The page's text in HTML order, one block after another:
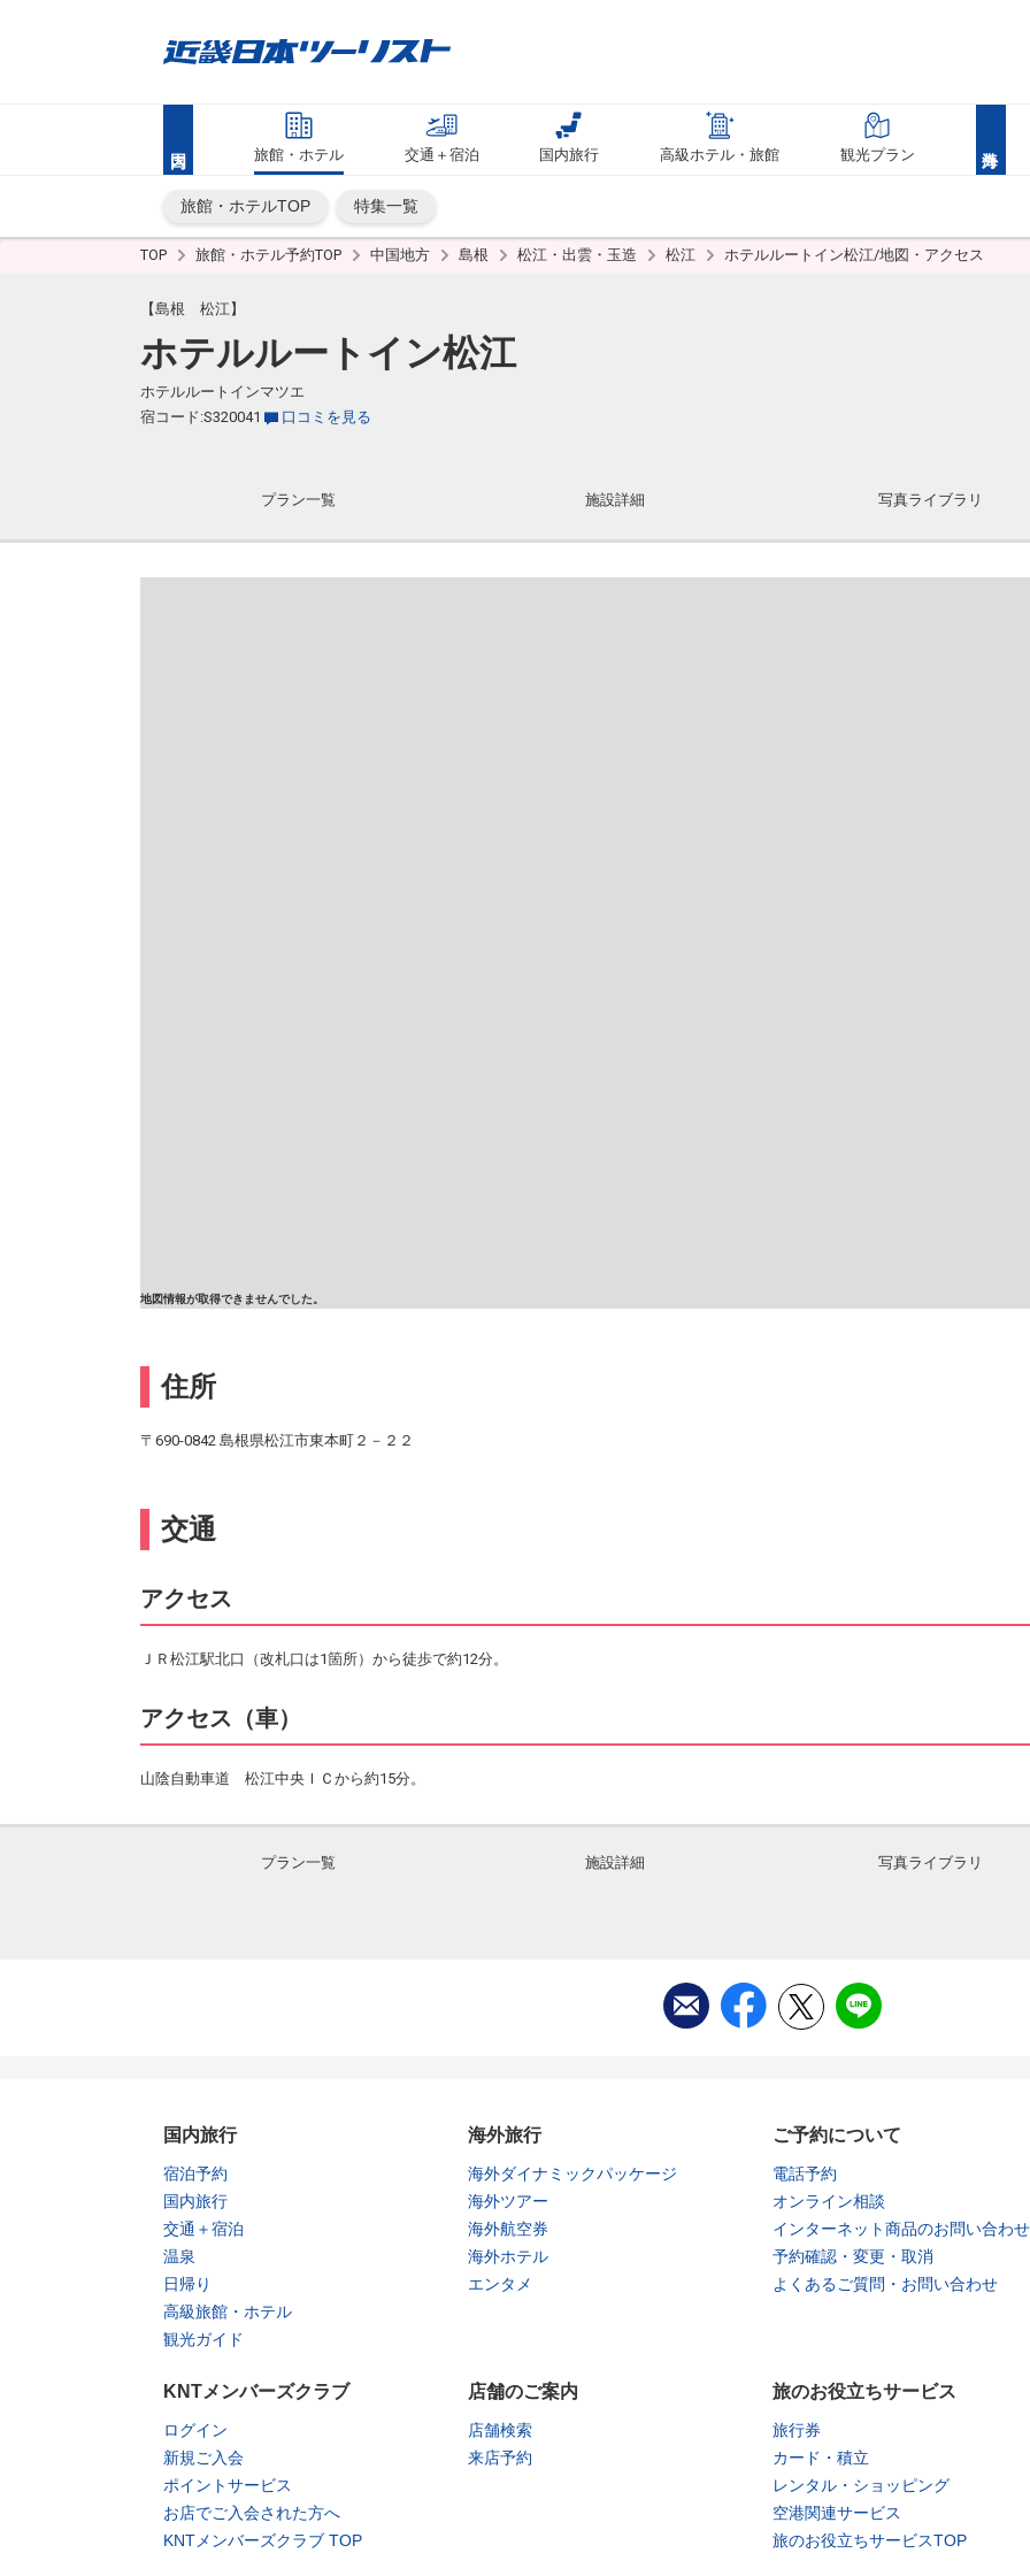
旅館・ホテル 交通＋宿泊 国内旅行 高級ホテル・旅館 観光プラン
旅館・ホテルTOP 特集一覧
TOP 旅館・ホテル予約TOP 中国地方 島根 松江・出雲・玉造 松江 ホテルルートイン松江/地図・アクセス
【島根 松江】
ホテルルートイン松江
ホテルルートインマツエ
宿コード:S320041
口コミを見る
プラン一覧 施設詳細 写真ライブラリ
地図情報が取得できませんでした。
住所
〒690-0842 島根県松江市東本町２－２２
交通
アクセス
ＪＲ松江駅北口（改札口は1箇所）から徒歩で約12分。
アクセス（車）
山陰自動車道 松江中央ＩＣから約15分。
プラン一覧 施設詳細 写真ライブラリ
国内旅行
宿泊予約
国内旅行
交通＋宿泊
温泉
日帰り
高級旅館・ホテル
観光ガイド
海外旅行
海外ダイナミックパッケージ
海外ツアー
海外航空券
海外ホテル
エンタメ
ご予約について
電話予約
オンライン相談
インターネット商品のお問い合わせ
予約確認・変更・取消
よくあるご質問・お問い合わせ
KNTメンバーズクラブ
ログイン
新規ご入会
ポイントサービス
お店でご入会された方へ
KNTメンバーズクラブ TOP
店舗のご案内
店舗検索
来店予約
旅のお役立ちサービス
旅行券
カード・積立
レンタル・ショッピング
空港関連サービス
旅のお役立ちサービスTOP